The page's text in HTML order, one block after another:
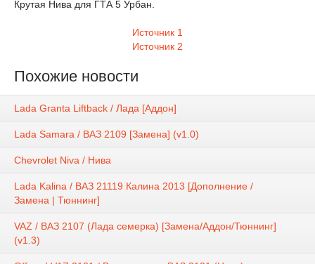
Крутая Нива для ГТА 5 Урбан.
Источник 1
Источник 2
Похожие новости
Lada Granta Liftback / Лада [Аддон]
Lada Samara / ВАЗ 2109 [Замена] (v1.0)
Chevrolet Niva / Нива
Lada Kalina / ВАЗ 21119 Калина 2013 [Дополнение /
Замена | Тюннинг]
VAZ / ВАЗ 2107 (Лада семерка) [Замена/Аддон/Тюннинг]
(v1.3)